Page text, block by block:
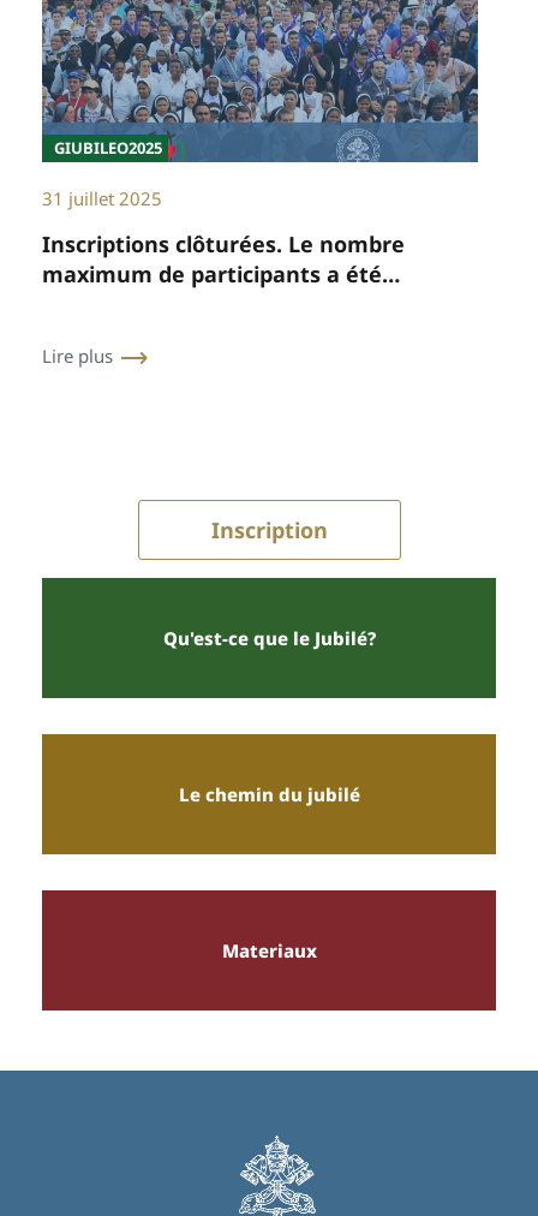
GIUBILEO2025
31 juillet 2025
Inscriptions clôturées. Le nombre
maximum de participants a été
Lire plus
Inscription
Qu'est-ce que le Jubilé?
Le chemin du jubilé
Materiaux